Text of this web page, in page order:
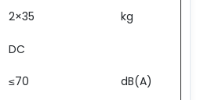
2×35 kg
DC
≤70 dB(A)